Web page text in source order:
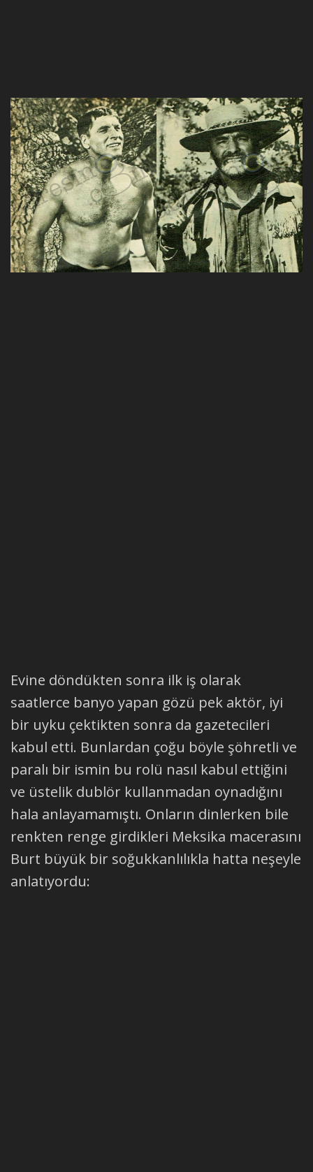
Evine döndükten sonra ilk iş olarak
saatlerce banyo yapan gözü pek aktör, iyi
bir uyku çektikten sonra da gazetecileri
kabul etti. Bunlardan çoğu böyle şöhretli ve
paralı bir ismin bu rolü nasıl kabul ettiğini
ve üstelik dublör kullanmadan oynadığını
hala anlayamamıştı. Onların dinlerken bile
renkten renge girdikleri Meksika macerasını
Burt büyük bir soğukkanlılıkla hatta neşeyle
anlatıyordu: